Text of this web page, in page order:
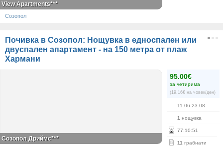
View Apartments***
Созопол
Почивка в Созопол: Нощувка в едноспален или
двуспален апартамент - на 150 метра от плаж
Хармани
95.00€
за четирима
(19.16€ на човек/ден)
11.06-23.08
1 нощувка
77:10:51
11 грабнати
Созопол Дриймс***